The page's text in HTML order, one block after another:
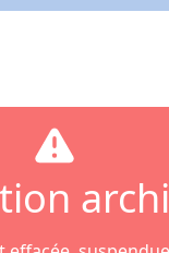
Envoyez